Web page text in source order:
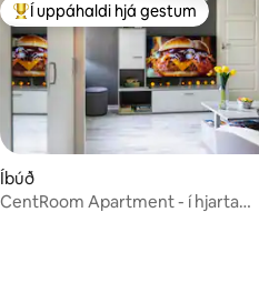
9 umsagnir
Í mestu uppáhaldi hjá gestum
Í uppáhaldi hjá gestum
Íbúð
CentRoom Apartment - í hjarta